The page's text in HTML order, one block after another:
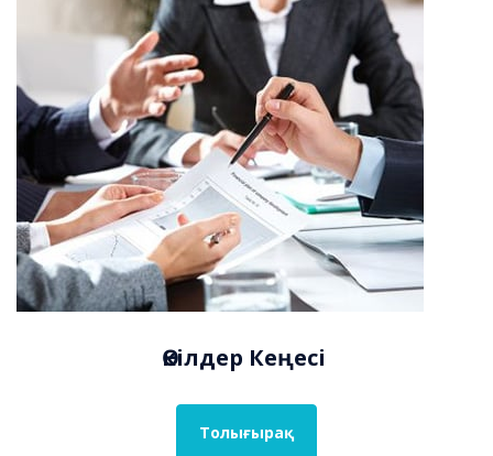
Өкілдер Кеңесі
Толығырақ